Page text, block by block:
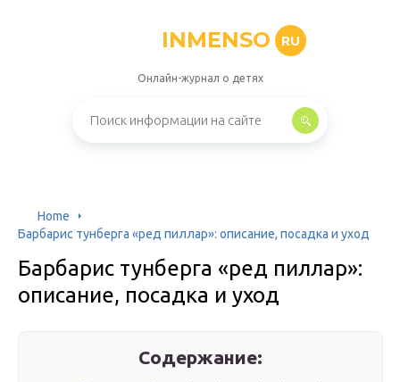
INMENSO RU
Онлайн-журнал о детях
Home
Барбарис тунберга «ред пиллар»: описание, посадка и уход
Барбарис тунберга «ред пиллар»:
описание, посадка и уход
Содержание: